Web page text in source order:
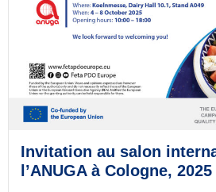
Invitation au salon
l’ANUGA à Cologne, 2025